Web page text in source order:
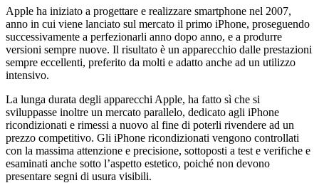
Apple ha iniziato a progettare e realizzare smartphone nel 2007,
anno in cui viene lanciato sul mercato il primo iPhone, proseguendo
successivamente a perfezionarli anno dopo anno, e a produrre
versioni sempre nuove. Il risultato è un apparecchio dalle prestazioni
sempre eccellenti, preferito da molti e adatto anche ad un utilizzo
intensivo.
La lunga durata degli apparecchi Apple, ha fatto sì che si
sviluppasse inoltre un mercato parallelo, dedicato agli iPhone
ricondizionati e rimessi a nuovo al fine di poterli rivendere ad un
prezzo competitivo. Gli iPhone ricondizionati vengono controllati
con la massima attenzione e precisione, sottoposti a test e verifiche e
esaminati anche sotto l’aspetto estetico, poiché non devono
presentare segni di usura visibili.